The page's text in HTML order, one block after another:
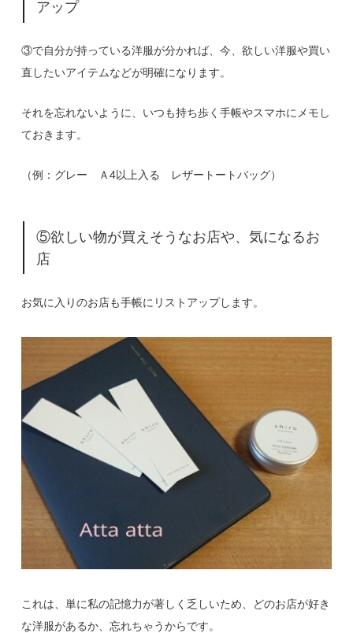
アップ
③で自分が持っている洋服が分かれば、今、欲しい洋服や買い
直したいアイテムなどが明確になります。
それを忘れないように、いつも持ち歩く手帳やスマホにメモし
ておきます。
（例：グレー Ａ4以上入る レザートートバッグ）
⑤欲しい物が買えそうなお店や、気になるお
店
お気に入りのお店も手帳にリストアップします。
これは、単に私の記憶力が著しく乏しいため、どのお店が好き
な洋服があるか、忘れちゃうからです。